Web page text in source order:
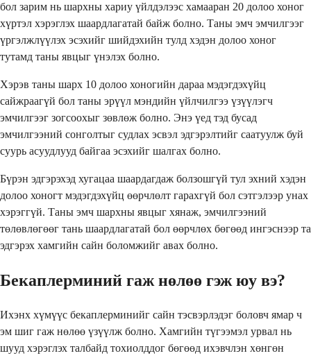
бол зарим нь шархны хариу үйлдэлээс хамааран 20 долоо хоног
хүртэл хэрэглэх шаардлагатай байж болно. Таны эмч эмчилгээг
үргэлжлүүлэх эсэхийг шийдэхийн тулд хэдэн долоо хоног
тутамд таны явцыг үнэлэх болно.
Хэрэв таны шарх 10 долоо хоногийн дараа мэдэгдэхүйц
сайжраагүй бол таны эрүүл мэндийн үйлчилгээ үзүүлэгч
эмчилгээг зогсоохыг зөвлөж болно. Энэ үед тэд бусад
эмчилгээний сонголтыг судлах эсвэл эдгэрэлтийг саатуулж буй
суурь асуудлууд байгаа эсэхийг шалгах болно.
Бүрэн эдгэрэхэд хугацаа шаардагдаж болзошгүй тул эхний хэдэн
долоо хоногт мэдэгдэхүйц өөрчлөлт гарахгүй бол сэтгэлээр унах
хэрэггүй. Таны эмч шархны явцыг хянаж, эмчилгээний
төлөвлөгөөг тань шаардлагатай бол өөрчлөх бөгөөд ингэснээр та
эдгэрэх хамгийн сайн боломжийг авах болно.
Бекаплерминий гаж нөлөө гэж юу вэ?
Ихэнх хүмүүс бекаплерминийг сайн тэсвэрлэдэг боловч ямар ч
эм шиг гаж нөлөө үзүүлж болно. Хамгийн түгээмэл урвал нь
шууд хэрэглэх талбайд тохиолддог бөгөөд ихэвчлэн хөнгөн